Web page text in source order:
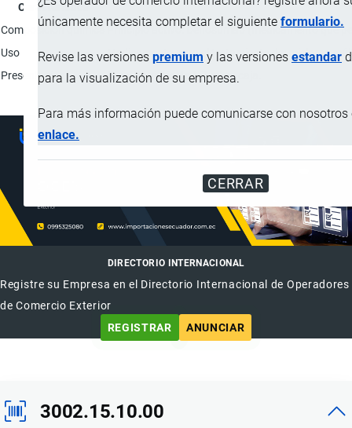
únicamente necesita completar el siguiente formulario.
Revise las versiones premium y las versiones estandar
para la visualización de su empresa.
Para más información puede comunicarse con nosotros
enlace.
CERRAR
Característica
Composición química Principio activo: Denosumab (medicamento que
Uso
Medicamento para el tratamiento de: mieloma
Presentación
1 vial de vidrio de 1.7 ml en caja.
DIRECTORIO INTERNACIONAL
Registre su Empresa en el Directorio Internacional de Operadores
de Comercio Exterior
REGISTRAR
ANUNCIAR
3002.15.10.00